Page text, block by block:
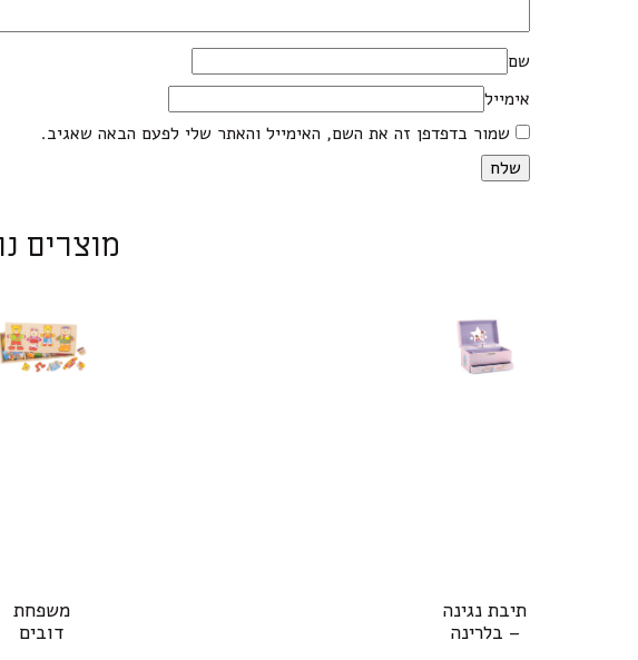
שם
אימייל
שמור בדפדפן זה את השם, האימייל והאתר שלי לפעם הבאה שאגיב.
מוצרים
תיבת נגינה
– בלרינה
משפחת
דובים